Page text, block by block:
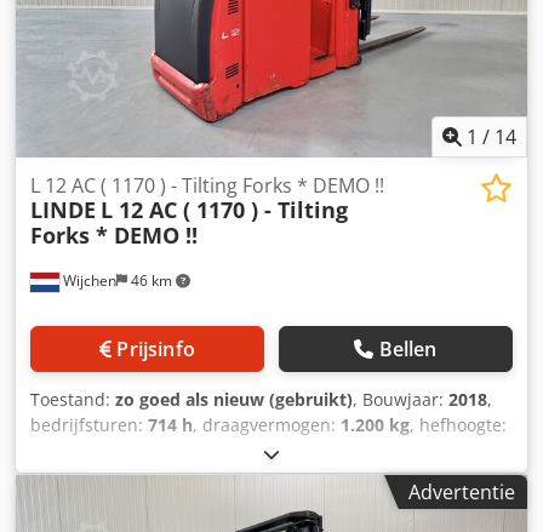
1 / 14
Wijchen 46 km
L 12 AC ( 1170 ) - Tilting Forks * DEMO !!
LINDE L 12 AC ( 1170 ) - Tilting
Forks * DEMO !!
Prijsinfo Bellen
Toestand: zo goed als nieuw (gebruikt), Bouwjaar: 2018,
bedrijfsturen: 714 h, draagvermogen: 1.200 kg, hefhoogte:
elektrisch
bouwhoogte:1.940 mm, Manufacturer + model:LINDE L 12
ac ( 1170 ) Mast:2W2950 ID:25081.2188 Cat.:Demo Credozq
Ugqjpfx Agyef Mast:2W2950 Lowered height:1940 mm
Advertentie